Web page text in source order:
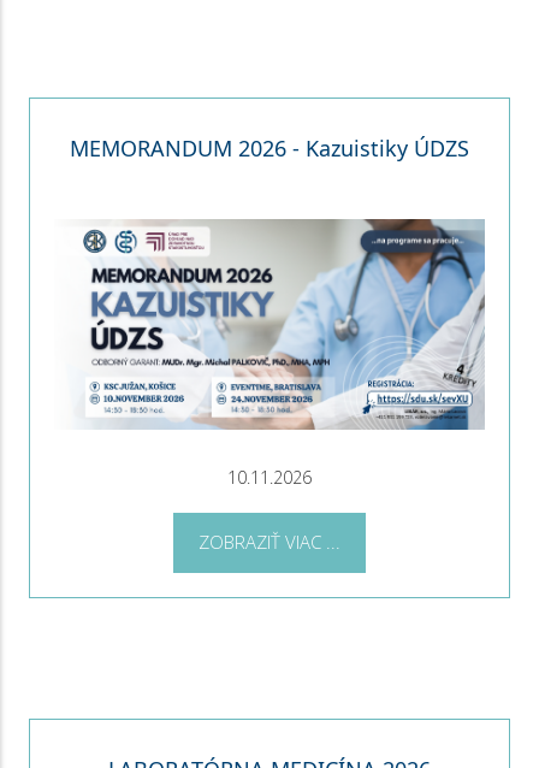
MEMORANDUM 2026 - Kazuistiky ÚDZS
10.11.2026
ZOBRAZIŤ VIAC ...